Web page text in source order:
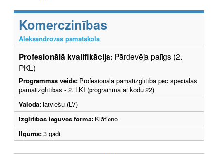
Komerczinības
Aleksandrovas pamatskola
Profesionālā kvalifikācija: Pārdevēja palīgs (2.
PKL)
Programmas veids: Profesionālā pamatizglītība pēc speciālās
pamatizglītības - 2. LKI (programma ar kodu 22)
Valoda:latviešu (LV)
Izglītības ieguves forma: Klātiene
Ilgums:3 gadi